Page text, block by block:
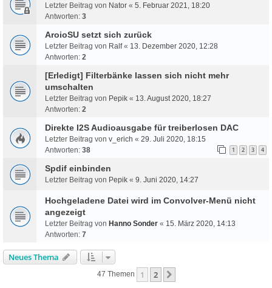
Letzter Beitrag von Nator « 5. Februar 2021, 18:20
Antworten: 3
AroioSU setzt sich zurück
Letzter Beitrag von Ralf« 13. Dezember 2020, 12:28
Antworten: 2
[Erledigt] Filterbänke lassen sich nicht mehr
umschalten
Letzter Beitrag von Pepik « 13. August 2020, 18:27
Antworten: 2
Direkte I2S Audioausgabe für treiberlosen DAC
Letzter Beitrag von v_erich « 29. Juli 2020, 18:15
Antworten: 38 1 2 3 4
Spdif einbinden
Letzter Beitrag von Pepik « 9. Juni 2020, 14:27
Hochgeladene Datei wird im Convolver-Menü nicht
angezeigt
Letzter Beitrag von Hanno Sonder « 15. März 2020, 14:13
Antworten: 7
Neues Thema
47 Themen 1 2